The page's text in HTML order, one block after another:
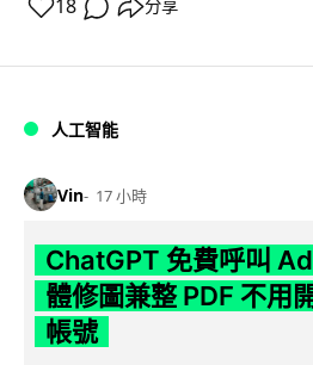
18 分享
人工智能
Vin 17 小時
ChatGPT 免費呼叫
體修圖兼整 PDF 不用
帳號